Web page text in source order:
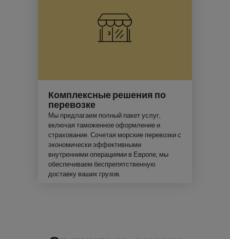
Комплексные решения по
перевозке
Мы предлагаем полный пакет услуг,
включая таможенное оформление и
страхование. Сочетая морские перевозки с
экономически эффективными
внутренними операциями в Европе, мы
обеспечиваем беспрепятственную
доставку ваших грузов.